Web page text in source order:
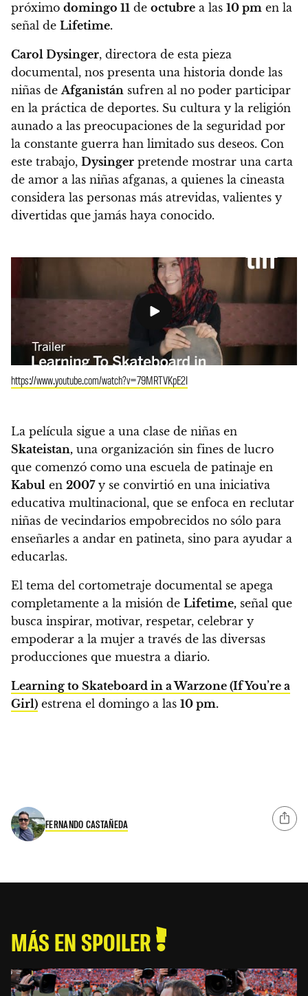
próximo domingo 11 de octubre a las 10 pm en la
señal de Lifetime.
Carol Dysinger, directora de esta pieza
documental, nos presenta una historia donde las
niñas deAfganistán sufren al no poder participar
en la práctica de deportes. Su cultura y la religión
aunado a las preocupaciones de la seguridad por
la constante guerra han limitado sus deseos. Con
este trabajo, Dysinger pretende mostrar una carta
de amor a las niñas afganas, a quienes la cineasta
considera las personas más atrevidas, valientes y
divertidas que jamás haya conocido.
https://www.youtube.com/watch?v=79MRTVKpE2I
La película sigue a una clase de niñas en
Skateistan, una organización sin fines de lucro
que comenzó como una escuela de patinaje en
Kabul en 2007y se convirtió en una iniciativa
educativa multinacional, que se enfoca en reclutar
niñas de vecindarios empobrecidos no sólo para
enseñarles a andar en patineta, sino para ayudar a
educarlas.
El tema del cortometraje documental se apega
completamente a la misión de Lifetime, señal que
busca inspirar, motivar, respetar, celebrar y
empoderar a la mujer a través de las diversas
producciones que muestra a diario.
Learning to Skateboard in a Warzone (If You’re a
Girl) estrena el domingo a las 10 pm.
FERNANDO CASTAÑEDA
MÁS EN SPOILER